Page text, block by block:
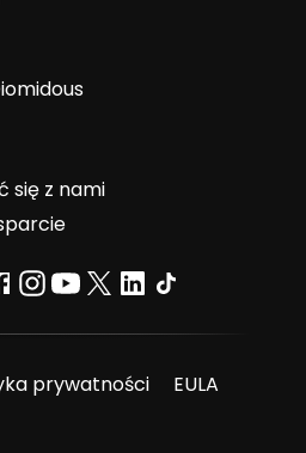
się z nami
prywatności
EULA